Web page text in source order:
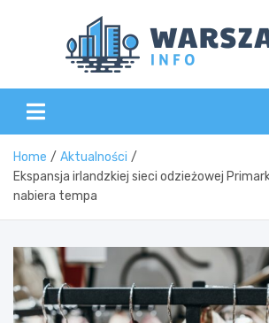
Home
Aktualności
Ekspansja irlandzkiej sieci odzieżowej
nabiera tempa